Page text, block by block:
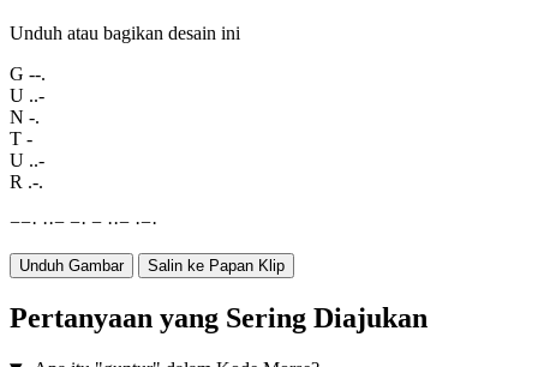
Unduh atau bagikan desain ini
G --.
U ..-
N -.
T -
U ..-
R .-.
−−· ··− −· − ··− ·−·
Unduh Gambar Salin ke Papan Klip
Pertanyaan yang Sering Diajukan